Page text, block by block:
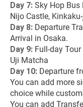
Day 7: Sky Hop Bus
Nijo Castle,
Day 8: Departure
Arrival in Osaka.
Day 9: Full-day
Uji Matcha
Day 10: Departure
You can add more
choice while
You can add